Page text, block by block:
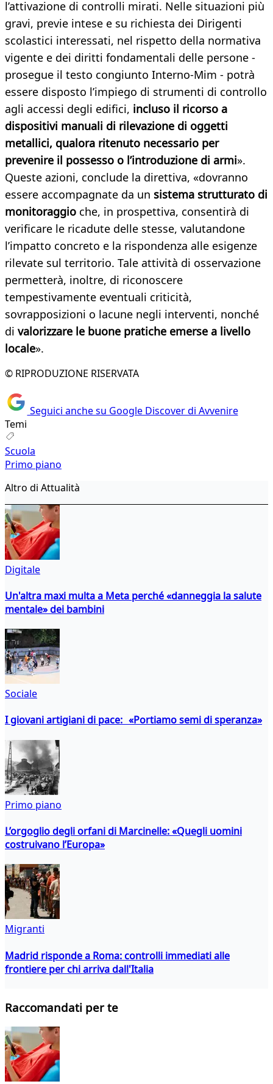
l’attivazione di controlli mirati. Nelle situazioni più
gravi, previe intese e su richiesta dei Dirigenti
scolastici interessati, nel rispetto della normativa
vigente e dei diritti fondamentali delle persone -
prosegue il testo congiunto Interno-Mim - potrà
essere disposto l’impiego di strumenti di controllo
agli accessi degli edifici, incluso il ricorso a
dispositivi manuali di rilevazione di oggetti
metallici, qualora ritenuto necessario per
prevenire il possesso o l’introduzione di armi».
Queste azioni, conclude la direttiva, «dovranno
essere accompagnate da un sistema strutturato di
monitoraggio che, in prospettiva, consentirà di
verificare le ricadute delle stesse, valutandone
l’impatto concreto e la rispondenza alle esigenze
rilevate sul territorio. Tale attività di osservazione
permetterà, inoltre, di riconoscere
tempestivamente eventuali criticità,
sovrapposizioni o lacune negli interventi, nonché
di valorizzare le buone pratiche emerse a livello
locale».
© RIPRODUZIONE RISERVATA
Seguici anche su Google Discover di Avvenire
Temi
Scuola
Primo piano
Altro di Attualità
Digitale
Un'altra maxi multa a Meta perché «danneggia la salute
mentale» dei bambini
Sociale
I giovani artigiani di pace: «Portiamo semi di speranza»
Primo piano
L’orgoglio degli orfani di Marcinelle: «Quegli uomini
costruivano l’Europa»
Migranti
Madrid risponde a Roma: controlli immediati alle
frontiere per chi arriva dall'Italia
Raccomandati per te